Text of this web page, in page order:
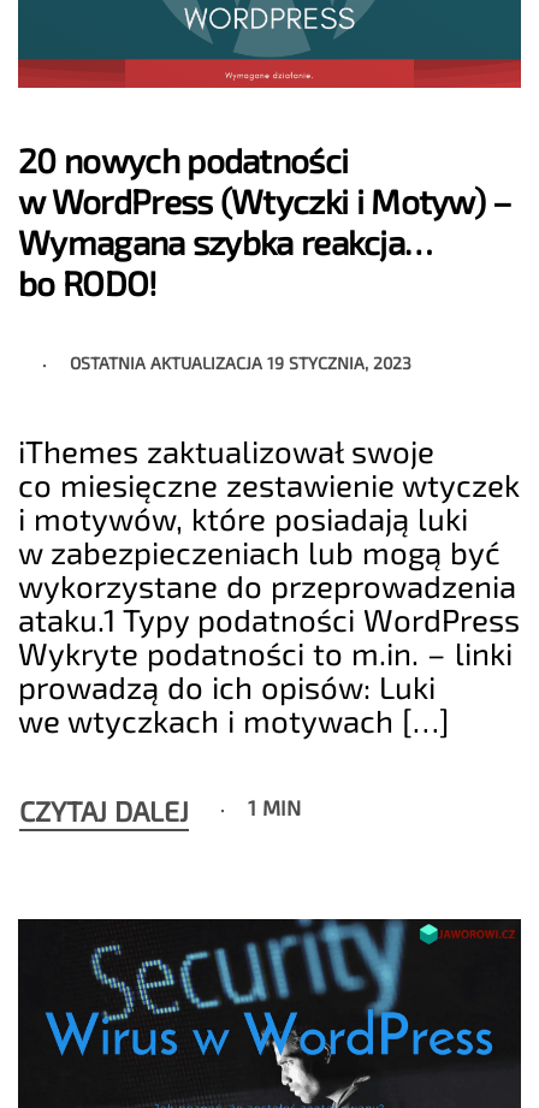
20 nowych podatności
w WordPress (Wtyczki i Motyw) –
Wymagana szybka reakcja…
bo RODO!
OSTATNIA AKTUALIZACJA19 STYCZNIA, 2023
iThemes zaktualizował swoje
co miesięczne zestawienie wtyczek
i motywów, które posiadają luki
w zabezpieczeniach lub mogą być
wykorzystane do przeprowadzenia
ataku.1 Typy podatności WordPress
Wykryte podatności to m.in. – linki
prowadzą do ich opisów: Luki
we wtyczkach i motywach […]
CZYTAJ DALEJ 1 MIN